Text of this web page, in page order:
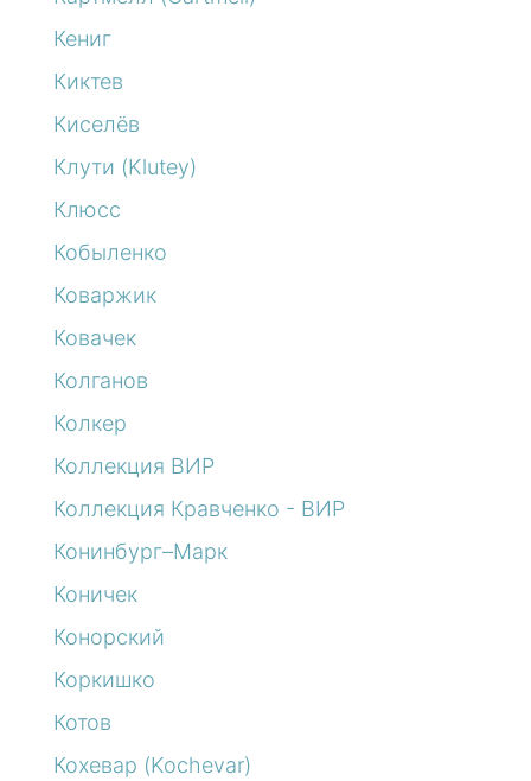
Кениг
Киктев
Киселёв
Клути (Klutey)
Клюсс
Кобыленко
Коваржик
Ковачек
Колганов
Колкер
Коллекция ВИР
Коллекция Кравченко - ВИР
Конинбург–Марк
Коничек
Конорский
Коркишко
Котов
Кохевар (Kochevar)